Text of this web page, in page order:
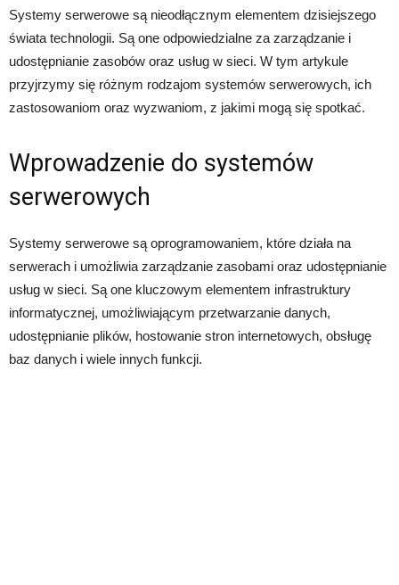
Systemy serwerowe są nieodłącznym elementem dzisiejszego
świata technologii. Są one odpowiedzialne za zarządzanie i
udostępnianie zasobów oraz usług w sieci. W tym artykule
przyjrzymy się różnym rodzajom systemów serwerowych, ich
zastosowaniom oraz wyzwaniom, z jakimi mogą się spotkać.
Wprowadzenie do systemów
serwerowych
Systemy serwerowe są oprogramowaniem, które działa na
serwerach i umożliwia zarządzanie zasobami oraz udostępnianie
usług w sieci. Są one kluczowym elementem infrastruktury
informatycznej, umożliwiającym przetwarzanie danych,
udostępnianie plików, hostowanie stron internetowych, obsługę
baz danych i wiele innych funkcji.